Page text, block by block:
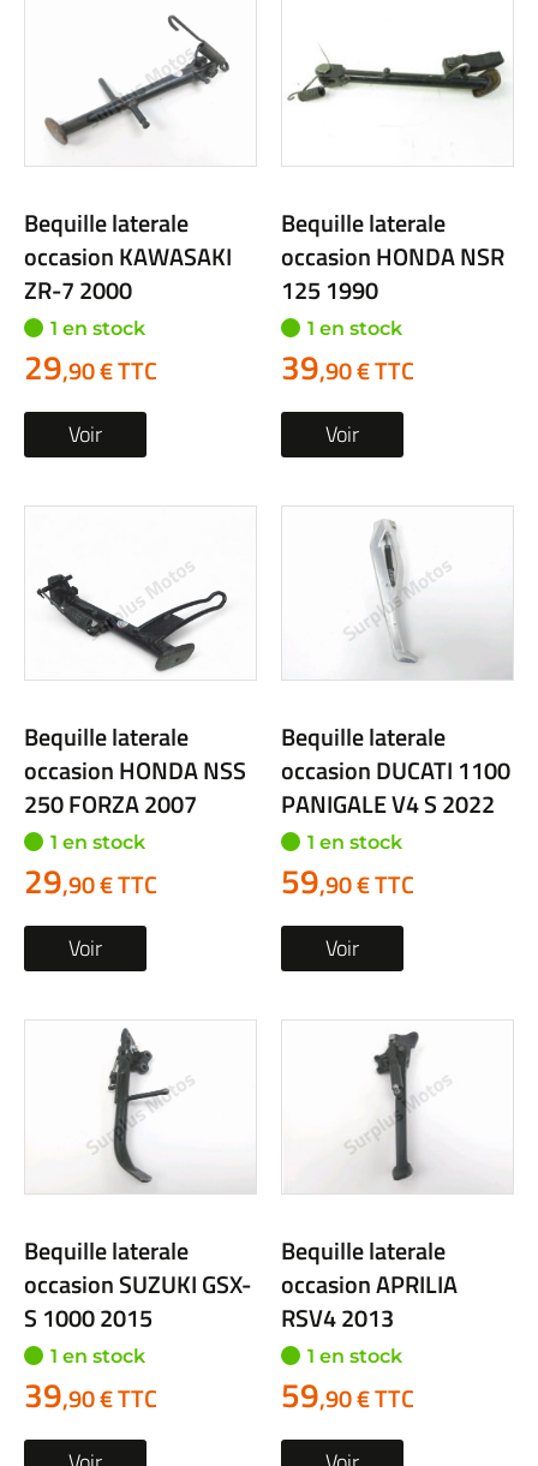
Bequille laterale
occasion KAWASAKI
ZR-7 2000
1 en stock
29,90 € TTC
Voir
Bequille laterale
occasion HONDA NSR
125 1990
1 en stock
39,90 € TTC
Voir
Bequille laterale
occasion HONDA NSS
250 FORZA 2007
1 en stock
29,90 € TTC
Voir
Bequille laterale
occasion DUCATI 1100
PANIGALE V4 S 2022
1 en stock
59,90 € TTC
Voir
Bequille laterale
occasion SUZUKI GSX-
S 1000 2015
1 en stock
39,90 € TTC
Bequille laterale
occasion APRILIA
RSV4 2013
1 en stock
59,90 € TTC